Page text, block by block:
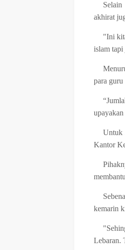
akhirat
"Ini
islam
para guru
Untuk
Kantor
kemarin
Lebaran.